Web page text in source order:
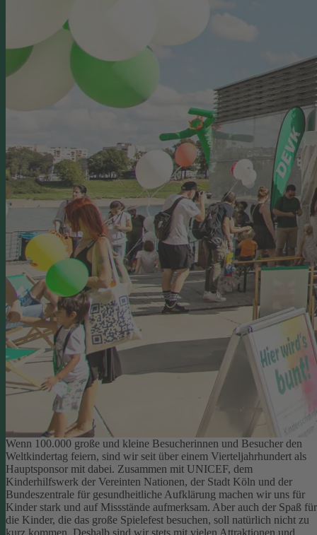
Wenn 100.000 große und kleine Besucherinnen und Besucher den
Weltkindertag feiern, sind wir seit über einem Vierteljahrhundert als
Hauptsponsor mit dabei. Zusammen mit UNICEF, dem
Kinderhilfswerk der Vereinten Nationen, der Stadt Köln und der
Bundeszentrale für gesundheitliche Aufklärung machen wir uns für
Kinder stark und auf Missstände aufmerksam. Aber auch der Spaß für
die Kinder, die das große Spielefest besuchen, soll natürlich nicht zu
kurz kommen. Deshalb sind wir stets mit vielen Attraktionen und